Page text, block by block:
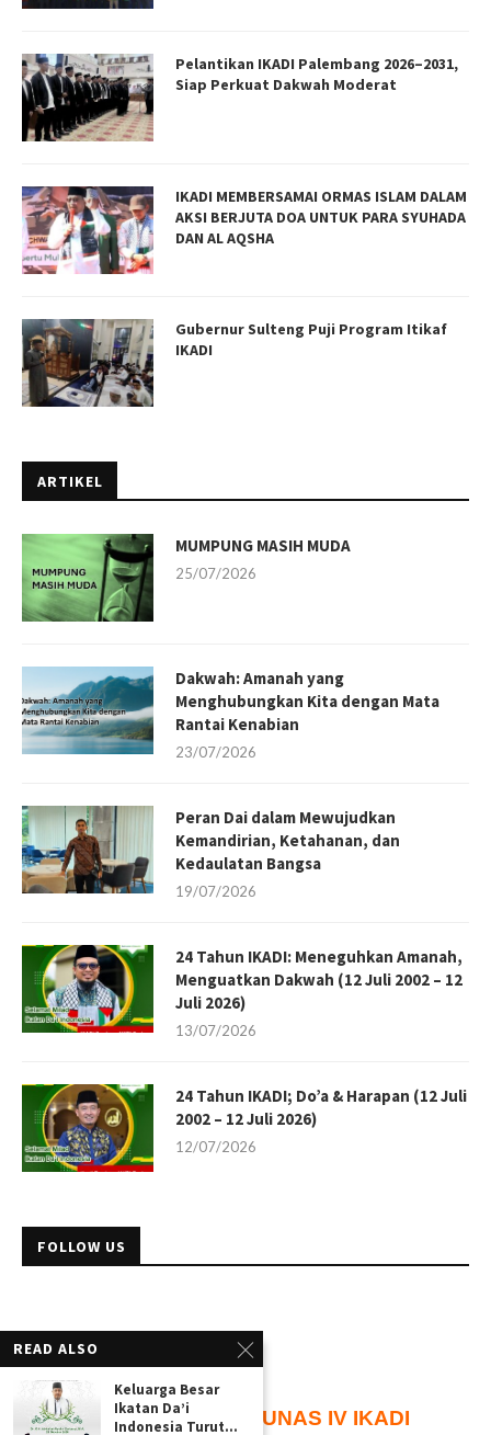
Pelantikan IKADI Palembang 2026–2031,
Siap Perkuat Dakwah Moderat
IKADI MEMBERSAMAI ORMAS ISLAM DALAM
AKSI BERJUTA DOA UNTUK PARA SYUHADA
DAN AL AQSHA
Gubernur Sulteng Puji Program Itikaf
IKADI
ARTIKEL
MUMPUNG MASIH MUDA
25/07/2026
Dakwah: Amanah yang
Menghubungkan Kita dengan Mata
Rantai Kenabian
23/07/2026
Peran Dai dalam Mewujudkan
Kemandirian, Ketahanan, dan
Kedaulatan Bangsa
19/07/2026
24 Tahun IKADI: Meneguhkan Amanah,
Menguatkan Dakwah (12 Juli 2002 – 12
Juli 2026)
13/07/2026
24 Tahun IKADI; Do’a & Harapan (12 Juli
2002 – 12 Juli 2026)
12/07/2026
FOLLOW US
100 HariMenuju MUNAS IV IKADI
READ ALSO
Keluarga Besar
Ikatan Da’i
Indonesia Turut...